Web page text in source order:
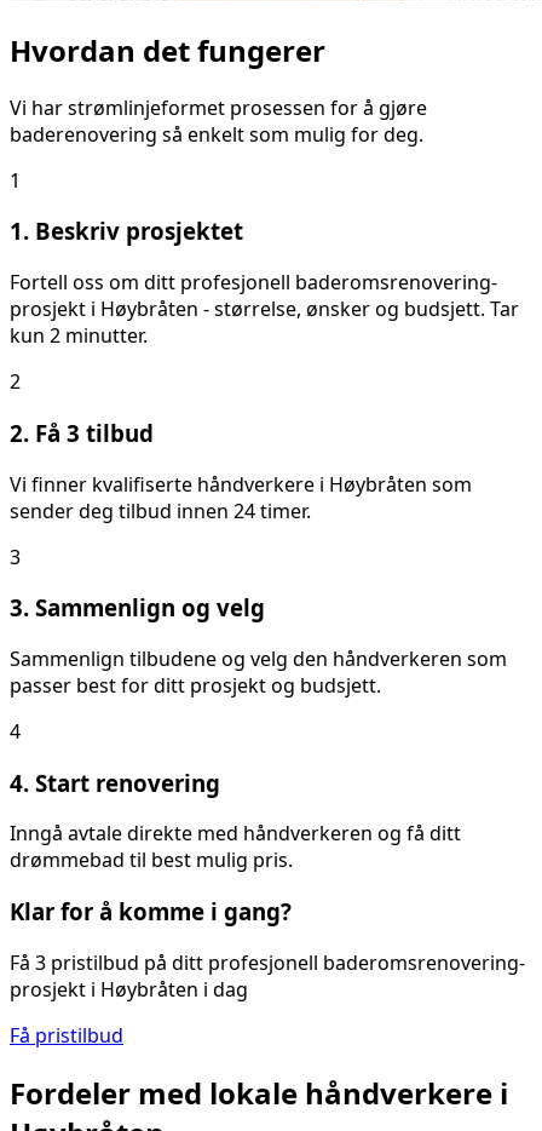
Hvordan det fungerer
Vi har strømlinjeformet prosessen for å gjøre
baderenovering så enkelt som mulig for deg.
1
1. Beskriv prosjektet
Fortell oss om ditt profesjonell baderomsrenovering-
prosjekt i Høybråten - størrelse, ønsker og budsjett. Tar
kun 2 minutter.
2
2. Få 3 tilbud
Vi finner kvalifiserte håndverkere i Høybråten som
sender deg tilbud innen 24 timer.
3
3. Sammenlign og velg
Sammenlign tilbudene og velg den håndverkeren som
passer best for ditt prosjekt og budsjett.
4
4. Start renovering
Inngå avtale direkte med håndverkeren og få ditt
drømmebad til best mulig pris.
Klar for å komme i gang?
Få 3 pristilbud på ditt profesjonell baderomsrenovering-
prosjekt i Høybråten i dag
Få pristilbud
Fordeler med lokale håndverkere i